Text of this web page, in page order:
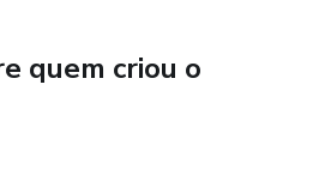
quem criou o